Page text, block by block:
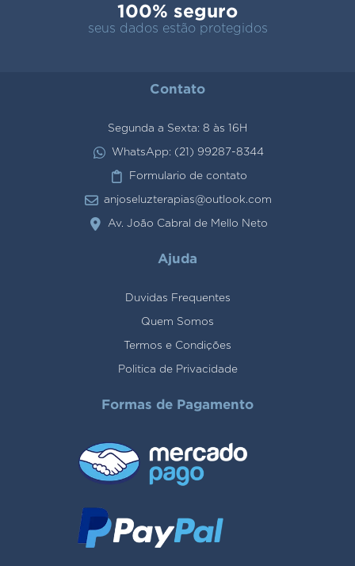
100% seguro
seus dados estão protegidos
Contato
Segunda a Sexta: 8 às 16H
WhatsApp: (21) 99287-8344
Formulario de contato
anjoseluzterapias@outlook.com
Av. João Cabral de Mello Neto
Ajuda
Duvidas Frequentes
Quem Somos
Termos e Condições
Politica de Privacidade
Formas de Pagamento